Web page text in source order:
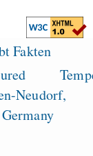
Fakten
Neudorf,